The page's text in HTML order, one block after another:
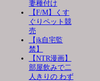
妻種付け
【F/M】くす
ぐりペット競
売
【jk自宅監
禁】
【NTR漫画】
部屋飲みで二
人きりの わず